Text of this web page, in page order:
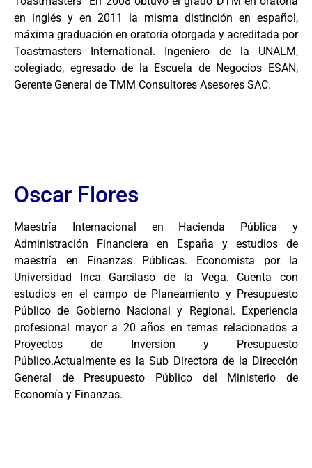
en inglés y en 2011 la misma distinción en español,
máxima graduación en oratoria otorgada y acreditada por
Toastmasters International. Ingeniero de la UNALM,
colegiado, egresado de la Escuela de Negocios ESAN,
Gerente General de TMM Consultores Asesores SAC.
Oscar Flores
Maestría Internacional en Hacienda Pública y
Administración Financiera en España y estudios de
maestría en Finanzas Públicas. Economista por la
Universidad Inca Garcilaso de la Vega. Cuenta con
estudios en el campo de Planeamiento y Presupuesto
Público de Gobierno Nacional y Regional. Experiencia
profesional mayor a 20 años en temas relacionados a
Proyectos de Inversión y Presupuesto
Público.Actualmente es la Sub Directora de la Dirección
General de Presupuesto Público del Ministerio de
Economía y Finanzas.